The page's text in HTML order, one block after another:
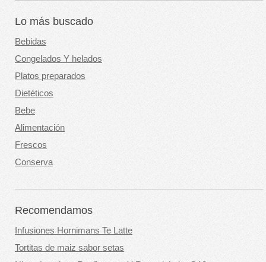
Lo más buscado
Bebidas
Congelados Y helados
Platos preparados
Dietéticos
Bebe
Alimentación
Frescos
Conserva
Recomendamos
Infusiones Hornimans Te Latte
Tortitas de maiz sabor setas